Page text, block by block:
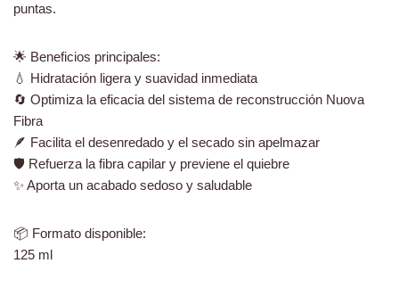
puntas.
🌟 Beneficios principales:
💧 Hidratación ligera y suavidad inmediata
🔄 Optimiza la eficacia del sistema de reconstrucción Nuova
Fibra
🪶 Facilita el desenredado y el secado sin apelmazar
🛡️ Refuerza la fibra capilar y previene el quiebre
✨ Aporta un acabado sedoso y saludable
📦 Formato disponible:
125 ml